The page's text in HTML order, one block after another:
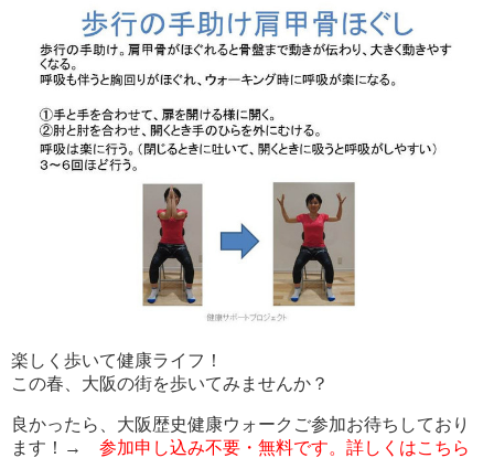
楽しく歩いて健康ライフ！
この春、大阪の街を歩いてみませんか？
良かったら、大阪歴史健康ウォークご参加お待ちしており
ます！→
参加申し込み不要・無料です。詳しくはこちら